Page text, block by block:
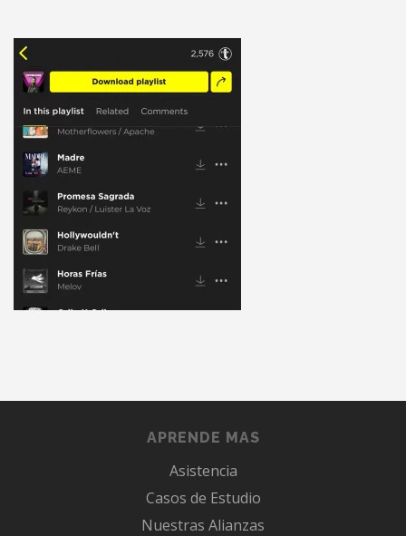
APRENDE MAS
Asistencia
Casos de Estudio
Nuestras Alianzas